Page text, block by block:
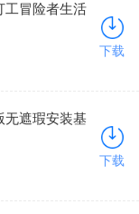
工冒险者生活
下载
无遮瑕安装基
安卓版
下载